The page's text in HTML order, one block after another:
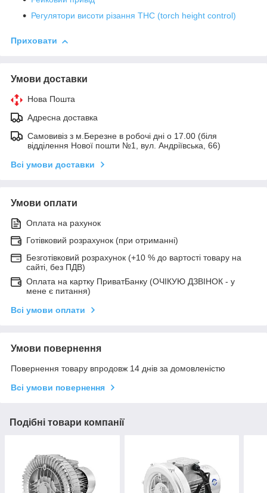
Регулятори висоти різання THC (torch height control)
Приховати
Умови доставки
Нова Пошта
Адресна доставка
Самовивіз з м.Березне в робочі дні о 17.00 (біля
відділення Нової пошти №1, вул. Андріївська, 66)
Всі умови доставки
Умови оплати
Оплата на рахунок
Готівковий розрахунок (при отриманні)
Безготівковий розрахунок (+10 % до вартості товару на
сайті, без ПДВ)
Оплата на картку ПриватБанку (ОЧІКУЮ ДЗВІНОК - у
мене є питання)
Всі умови оплати
Умови повернення
Повернення товару впродовж 14 днів за домовленістю
Всі умови повернення
Подібні товари компанії